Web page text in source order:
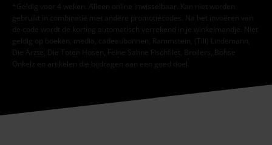
*Geldig voor 4 weken. Alleen online inwisselbaar. Kan niet worden
gebruikt in combinatie met andere promotiecodes. Na het invoeren van
de code wordt de korting automatisch verrekend in je winkelmandje. Niet
geldig op boeken, media, cadeaubonnen, Rammstein, (Till) Lindemann,
Die Ärzte, Die Toten Hosen, Feine Sahne Fischfilet, Broilers, Böhse
Onkelz en artikelen die bijdragen aan een goed doel.